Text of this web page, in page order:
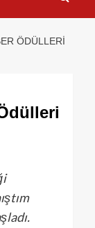
ÖDÜLLERI